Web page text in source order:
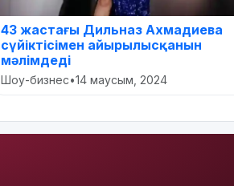
43 жастағы Дильназ Ахмадиева
сүйіктісімен айырылысқанын
мәлімдеді
Шоу-бизнес•14 маусым, 2024